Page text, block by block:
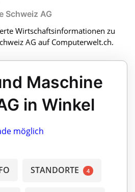
Schweiz AG
Wirtschaftsinformationen zu
AG auf Computerwelt.ch.
Maschine
in Winkel
möglich
STANDORTE 4